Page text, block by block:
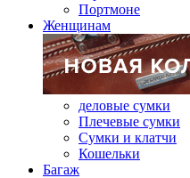
Портмоне
Женщинам
деловые сумки
Плечевые сумки
Сумки и клатчи
Кошельки
Багаж